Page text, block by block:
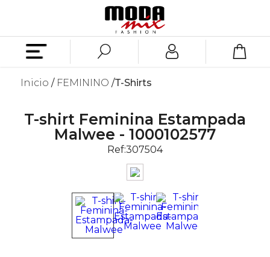
Inicio FEMININO T-Shirts
T-shirt Feminina Estampada
Malwee - 1000102577
Ref:307504